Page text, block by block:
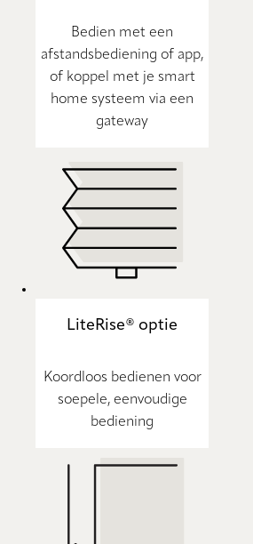
Bedien met een
afstandsbediening of app,
of koppel met je smart
home systeem via een
gateway
LiteRise® optie
Koordloos bedienen voor
soepele, eenvoudige
bediening